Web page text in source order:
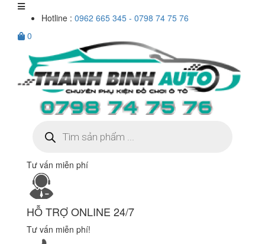
Hotline : 0962 665 345 - 0798 74 75 76
0
kiếm
sản
Tư vấn miễn phí
HỖ TRỢ ONLINE 24/7
Tư vấn miễn phí!